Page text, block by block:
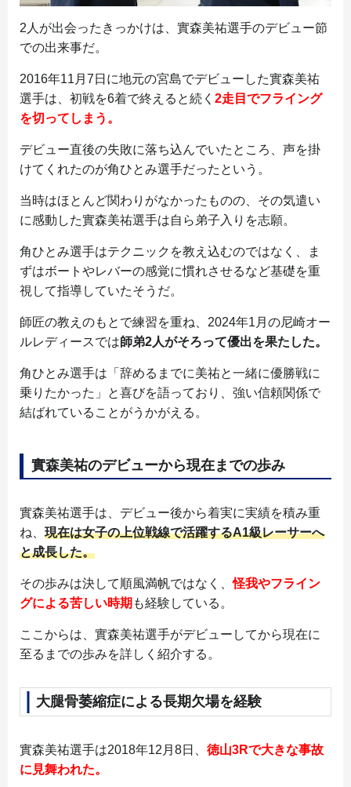
2人が出会ったきっかけは、實森美祐選手のデビュー節
での出来事だ。
2016年11月7日に地元の宮島でデビューした實森美祐
選手は、初戦を6着で終えると続く 2走目でフライング
を切ってしまう。
デビュー直後の失敗に落ち込んでいたところ、声を掛
けてくれたのが角ひとみ選手だったという。
当時はほとんど関わりがなかったものの、その気遣い
に感動した實森美祐選手は自ら弟子入りを志願。
角ひとみ選手はテクニックを教え込むのではなく、ま
ずはボートやレバーの感覚に慣れさせるなど基礎を重
視して指導していたそうだ。
師匠の教えのもとで練習を重ね、2024年1月の尼崎オー
ルレディースでは師弟2人がそろって優出を果たした。
角ひとみ選手は「辞めるまでに美祐と一緒に優勝戦に
乗りたかった」と喜びを語っており、強い信頼関係で
結ばれていることがうかがえる。
實森美祐のデビューから現在までの歩み
實森美祐選手は、デビュー後から着実に実績を積み重
ね、 現在は女子の上位戦線で活躍するA1級レーサーへ
と成長した。
その歩みは決して順風満帆ではなく、怪我やフライン
グによる苦しい時期 も経験している。
ここからは、實森美祐選手がデビューしてから現在に
至るまでの歩みを詳しく紹介する。
大腿骨萎縮症による長期欠場を経験
實森美祐選手は2018年12月8日、 徳山3Rで大きな事故
に見舞われた。